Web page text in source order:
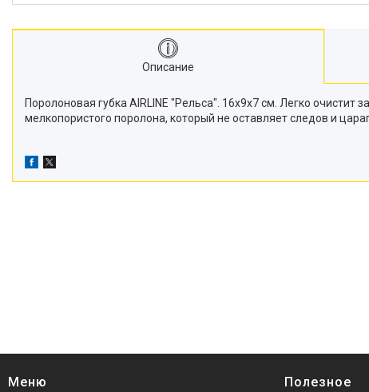
Описание
Поролоновая губка AIRLINE "Рельса". 16х9х7 см. Легко
мелкопористого поролона, который не оставляет следов и
Меню Полезное